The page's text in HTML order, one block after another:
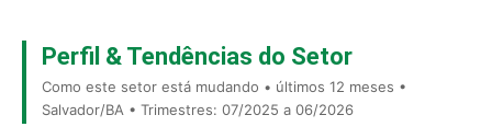
Perfil & Tendências do Setor
Como este setor está mudando • últimos 12 meses •
Salvador/BA • Trimestres: 07/2025 a 06/2026